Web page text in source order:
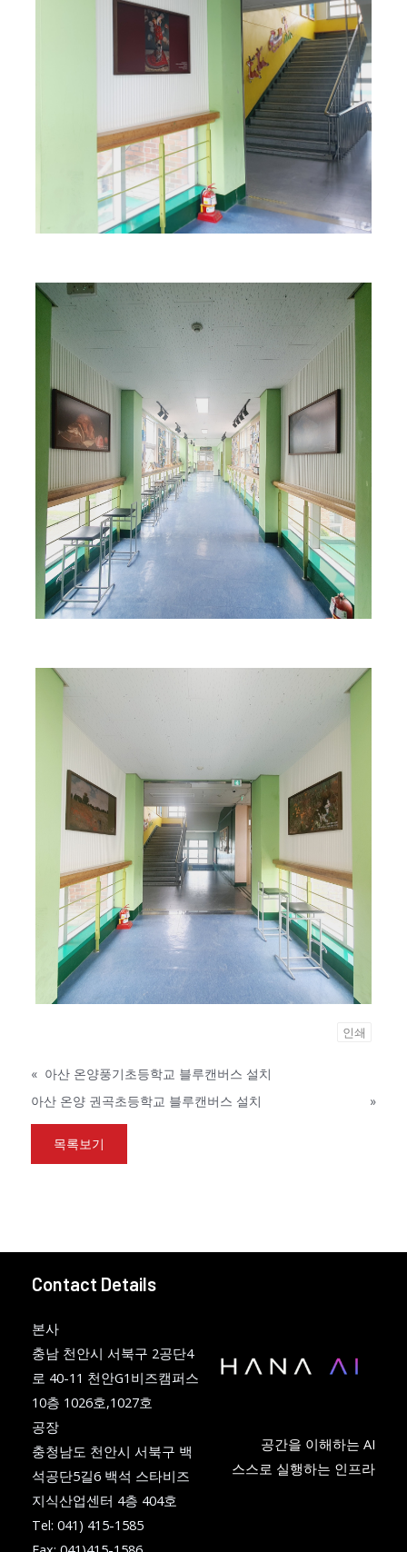
인쇄
« 아산 온양풍기초등학교 블루캔버스 설치
아산 온양 권곡초등학교 블루캔버스 설치
»
목록보기
Contact Details
본사
충남 천안시 서북구 2공단4
로 40-11 천안G1비즈캠퍼스
10층 1026호,1027호
공장
충청남도 천안시 서북구 백
석공단5길6 백석 스타비즈
지식산업센터 4층 404호
Tel: 041) 415-1585
공간을 이해하는 AI
스스로 실행하는 인프라